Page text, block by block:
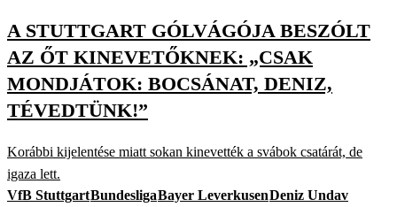
A STUTTGART GÓLVÁGÓJA BESZÓLT
AZ ŐT KINEVETŐKNEK: „CSAK
MONDJÁTOK: BOCSÁNAT, DENIZ,
TÉVEDTÜNK!”
Korábbi kijelentése miatt sokan kinevették a svábok csatárát, de
igaza lett.
VfB StuttgartBundesligaBayer LeverkusenDeniz Undav